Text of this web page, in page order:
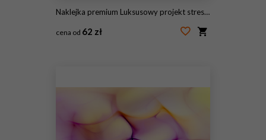
Naklejka premium Luksusowy projekt streszczenie
cena od 62 zł